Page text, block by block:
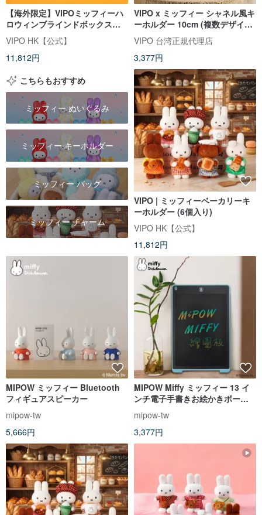
【海外限定】VIPOミッフィーハ
ロウィンブラインドボックスキ
ーホルダー (アソートボックス・
6個入・重複なし)
VIPO HK【公式】
11,812円
VIPO x ミッフィー シャネル風キ
ーホルダー 10cm (複数デザイン
から選択可能)
VIPO 台湾正規代理店
3,377円
こちらもおすすめ
ミッフィー ぬいぐるみ
ミッフィー キーホルダー
ミッフィー バッグ
ミッフィー チャーム
VIPO | ミッフィーベーカリーキ
ーホルダー (6個入り)
VIPO HK【公式】
11,812円
MIPOW ミッフィー Bluetooth
フィギュアスピーカー
mipow-tw
5,666円
MIPOW Miffy ミッフィー 13 イ
ンチ電子手書きお絵かきボード
電子ペーパー
mipow-tw
3,377円